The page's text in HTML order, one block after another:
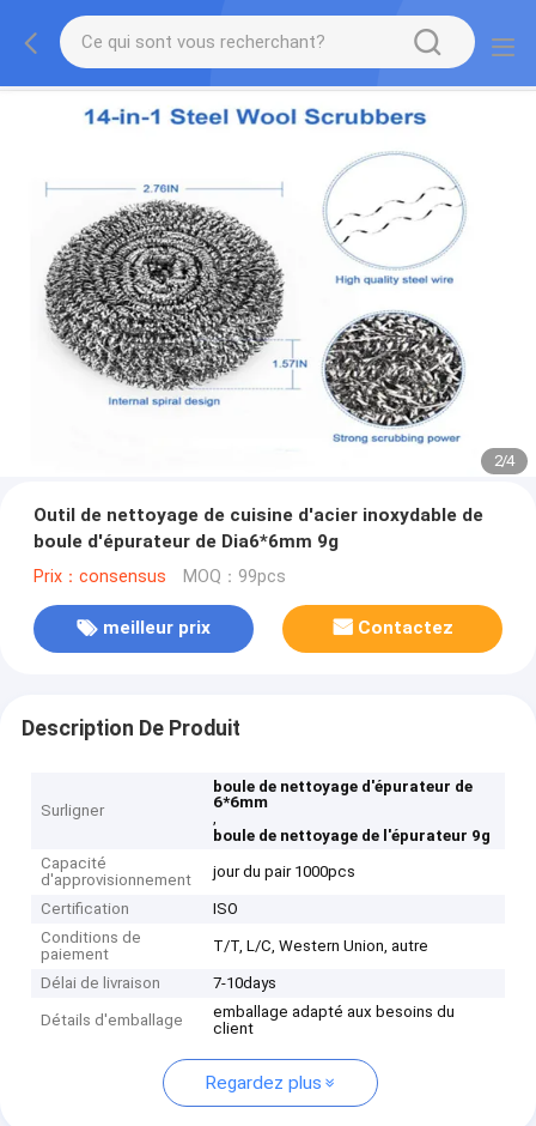
2/4
Outil de nettoyage de cuisine d'acier inoxydable de
boule d'épurateur de Dia6*6mm 9g
Prix：consensus MOQ：99pcs
meilleur prix Contactez
Description De Produit
Surligner
boule de nettoyage d'épurateur de
6*6mm
,
boule de nettoyage de l'épurateur 9g
Capacité
d'approvisionnement
jour du pair 1000pcs
Certification
ISO
Conditions de
paiement
T/T, L/C, Western Union, autre
Délai de livraison 7-10days
Détails d'emballage
emballage adapté aux besoins du
client
Regardez plus